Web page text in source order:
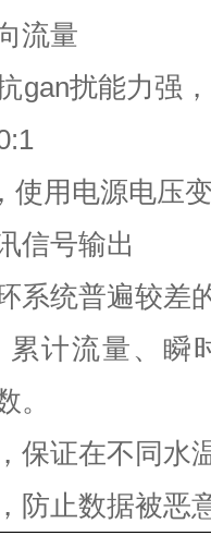
流量
gan扰能力强
使用电源电压
信号输出
系统普遍较差
计流量、瞬
。
保证在不同水
防止数据被恶